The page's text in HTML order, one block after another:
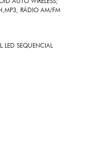
RÁDIO AM/FM
LED SEQUENCIAL